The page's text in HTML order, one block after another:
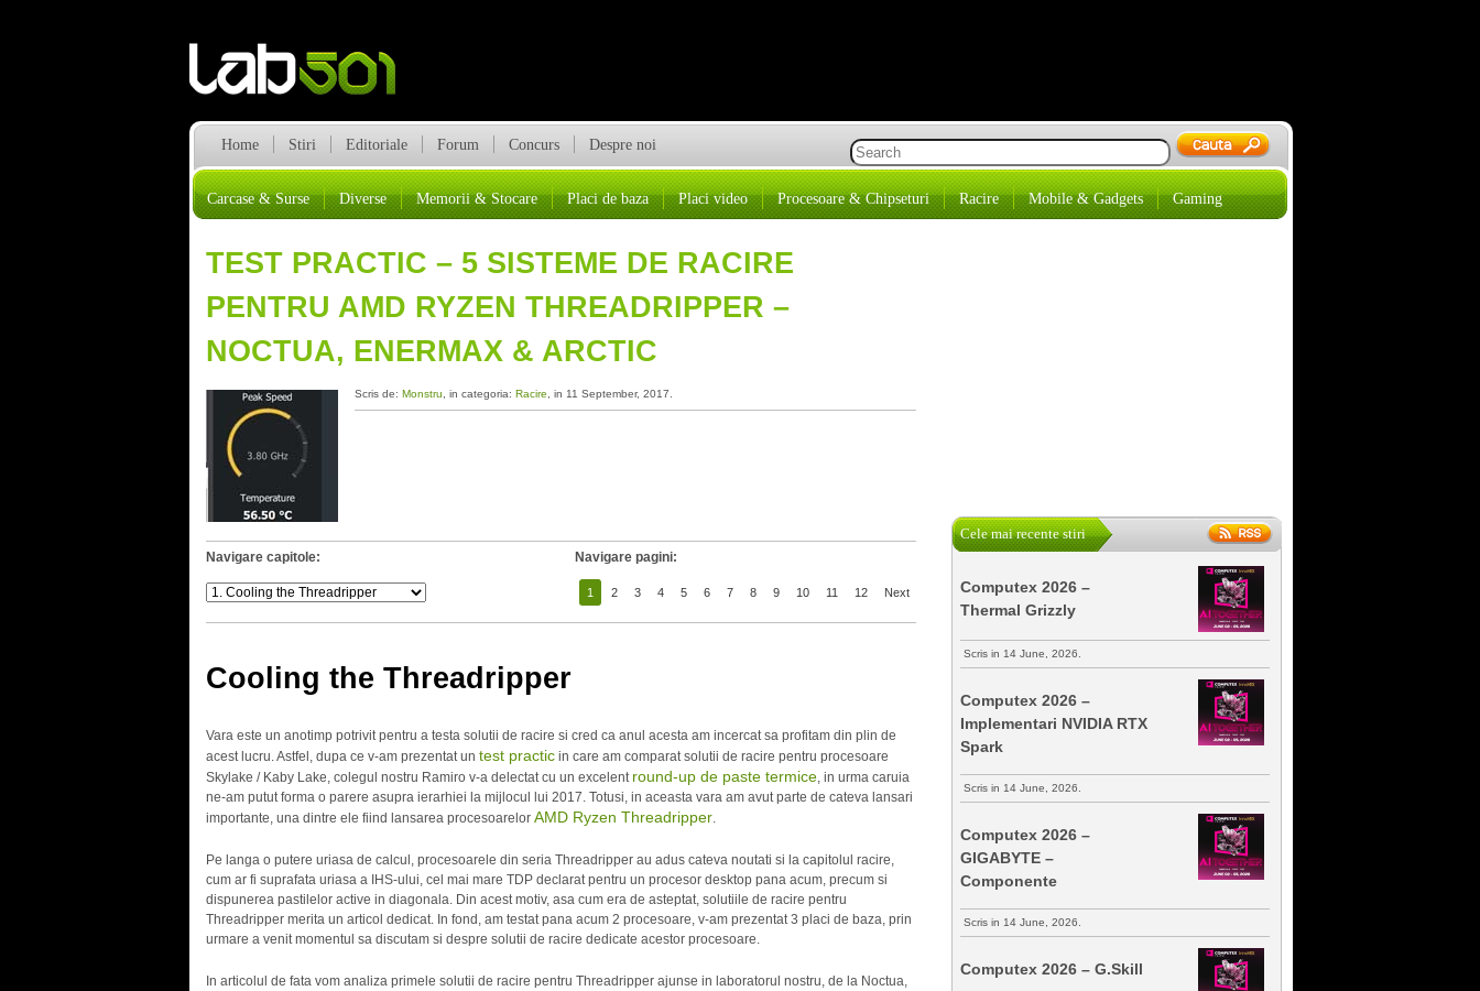
Home Stiri Editoriale Forum Concurs Despre noi
Carcase & Surse Diverse Memorii & Stocare Placi de baza Placi video Procesoare & Chipseturi Racire Mobile & Gadgets Gaming
TEST PRACTIC – 5 SISTEME DE RACIRE
PENTRU AMD RYZEN THREADRIPPER –
NOCTUA, ENERMAX & ARCTIC
Scris de: Monstru , in categoria: Racire , in 11 September, 2017.
Navigare capitole: Navigare pagini:
1 2 3 4 5 6 7 8 9 10 11 12 Next
Cooling the Threadripper
Vara este un anotimp potrivit pentru a testa solutii de racire si cred ca anul acesta am incercat sa profitam din plin de
acest lucru. Astfel, dupa ce v-am prezentat un test practicin care am comparat solutii de racire pentru procesoare
Skylake / Kaby Lake, colegul nostru Ramiro v-a delectat cu un excelent round-up de paste termice, in urma caruia
ne-am putut forma o parere asupra ierarhiei la mijlocul lui 2017. Totusi, in aceasta vara am avut parte de cateva lansari
importante, una dintre ele fiind lansarea procesoarelor AMD Ryzen Threadripper.
Pe langa o putere uriasa de calcul, procesoarele din seria Threadripper au adus cateva noutati si la capitolul racire,
cum ar fi suprafata uriasa a IHS-ului, cel mai mare TDP declarat pentru un procesor desktop pana acum, precum si
dispunerea pastilelor active in diagonala. Din acest motiv, asa cum era de asteptat, solutiile de racire pentru
Threadripper merita un articol dedicat. In fond, am testat pana acum 2 procesoare, v-am prezentat 3 placi de baza, prin
urmare a venit momentul sa discutam si despre solutii de racire dedicate acestor procesoare.
In articolul de fata vom analiza primele solutii de racire pentru Threadripper ajunse in laboratorul nostru, de la Noctua,
Cele mai recente stiri
Computex 2026 –
Thermal Grizzly
Scris in 14 June, 2026.
Computex 2026 –
Implementari NVIDIA RTX
Spark
Scris in 14 June, 2026.
Computex 2026 –
GIGABYTE –
Componente
Scris in 14 June, 2026.
Computex 2026 – G.Skill